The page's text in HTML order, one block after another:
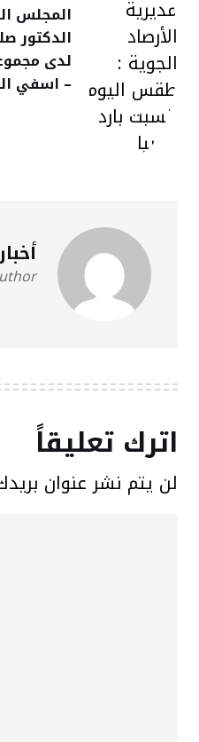
المجلس
الدكتور
لدى
– اسفي
اترك تعليقاً
لن يتم نشر عنوان